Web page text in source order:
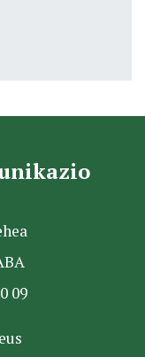
09